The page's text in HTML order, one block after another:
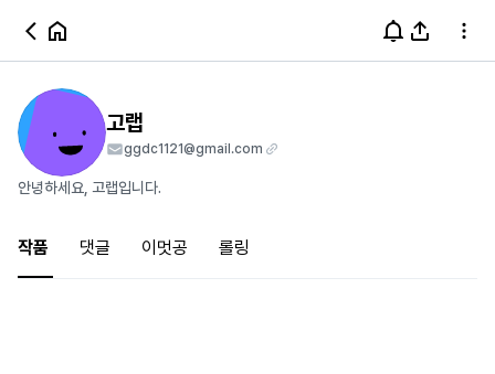
고랩
ggdc1121@gmail.com
안녕하세요, 고랩입니다.
작품 댓글 이멋공 롤링